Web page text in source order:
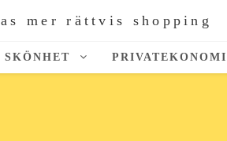
mer rättvis shopping
SKÖNHET PRIVATEKONOMI